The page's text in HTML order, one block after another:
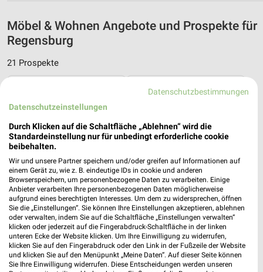
Möbel & Wohnen Angebote und Prospekte für
Regensburg
21 Prospekte
2,3 km
XXXLutz
6,1 km
Datenschutzbestimmungen
Datenschutzeinstellungen
Durch Klicken auf die Schaltfläche „Ablehnen“ wird die
Standardeinstellung nur für unbedingt erforderliche cookie
beibehalten.
Wir und unsere Partner speichern und/oder greifen auf Informationen auf
einem Gerät zu, wie z. B. eindeutige IDs in cookie und anderen
Browserspeichern, um personenbezogene Daten zu verarbeiten. Einige
Anbieter verarbeiten Ihre personenbezogenen Daten möglicherweise
aufgrund eines berechtigten Interesses. Um dem zu widersprechen, öffnen
Sie die „Einstellungen“. Sie können Ihre Einstellungen akzeptieren, ablehnen
oder verwalten, indem Sie auf die Schaltfläche „Einstellungen verwalten“
klicken oder jederzeit auf die Fingerabdruck-Schaltfläche in der linken
unteren Ecke der Website klicken. Um Ihre Einwilligung zu widerrufen,
klicken Sie auf den Fingerabdruck oder den Link in der Fußzeile der Website
und klicken Sie auf den Menüpunkt „Meine Daten“. Auf dieser Seite können
Sie Ihre Einwilligung widerrufen. Diese Entscheidungen werden unseren